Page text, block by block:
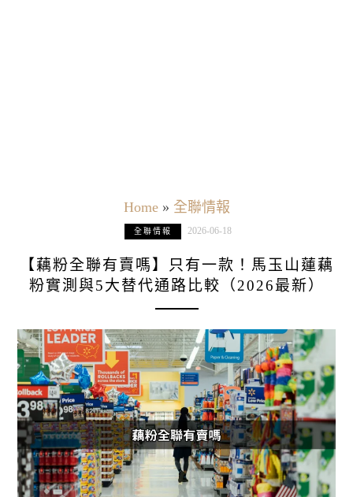
Home» 全聯情報
全聯情報 2026-06-18
【藕粉全聯有賣嗎】只有一款！馬玉山蓮藕
粉實測與5大替代通路比較（2026最新）